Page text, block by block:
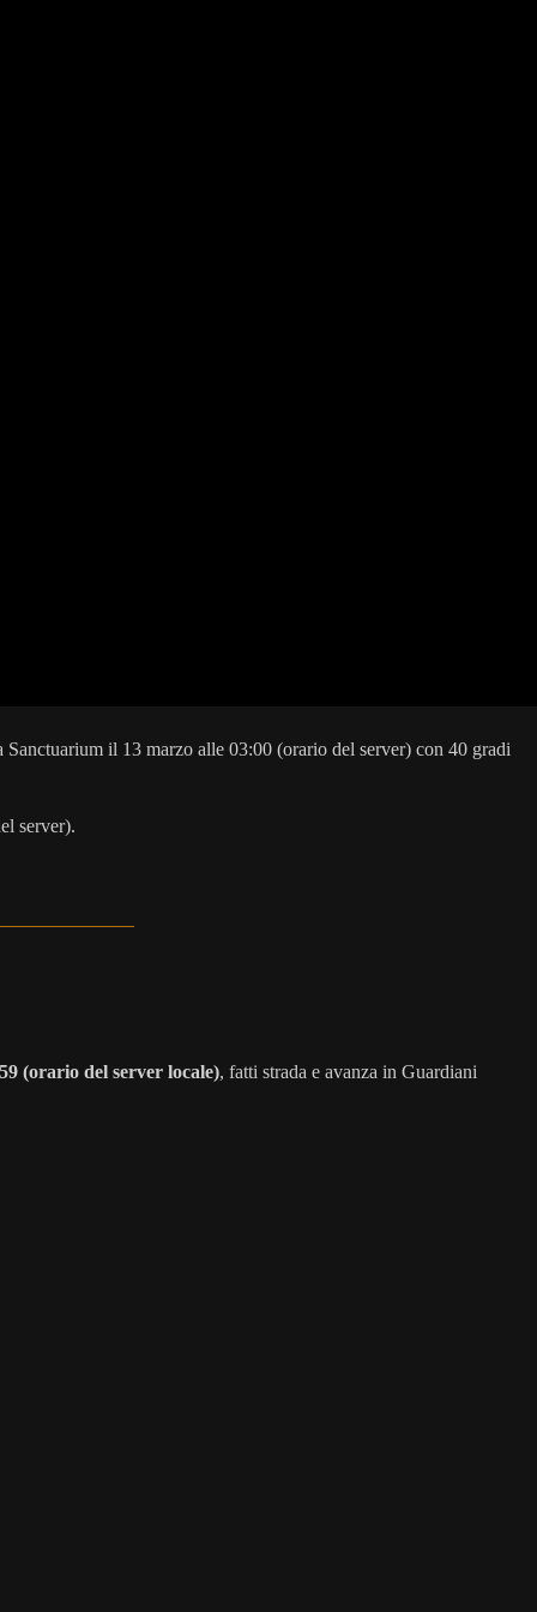
il 13 marzo alle 03:00 (orario del server) con 40 gradi
server).
(orario del server locale), fatti strada e avanza in Guardiani